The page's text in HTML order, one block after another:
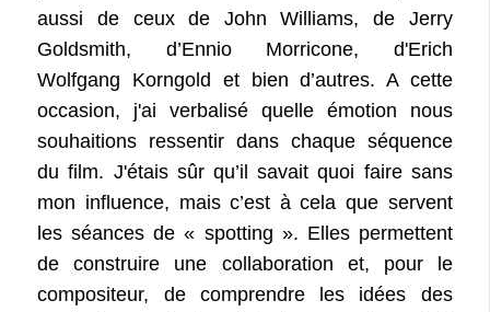
aussi de ceux de John Williams, de Jerry
Goldsmith, d’Ennio Morricone, d'Erich
Wolfgang Korngold et bien d’autres. A cette
occasion, j'ai verbalisé quelle émotion nous
souhaitions ressentir dans chaque séquence
du film. J'étais sûr qu’il savait quoi faire sans
mon influence, mais c’est à cela que servent
les séances de « spotting ». Elles permettent
de construire une collaboration et, pour le
compositeur, de comprendre les idées des